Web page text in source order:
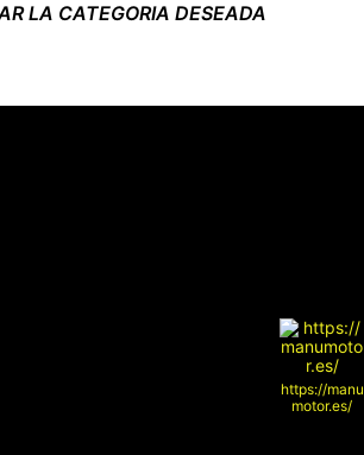
LA CATEGORIA DESEADA
https://manu
motor.es/